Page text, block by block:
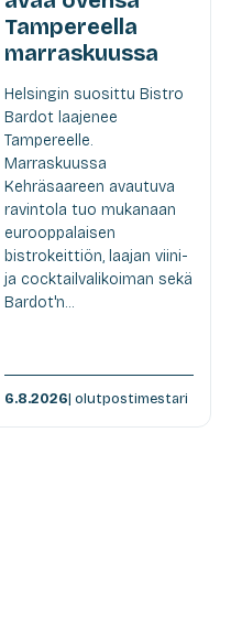
Tampereella
marraskuussa
Helsingin suosittu Bistro
Bardot laajenee
Tampereelle.
Marraskuussa
Kehräsaareen avautuva
ravintola tuo mukanaan
eurooppalaisen
bistrokeittiön, laajan viini-
ja cocktailvalikoiman sekä
Bardot'n...
6.8.2026| olutpostimestari